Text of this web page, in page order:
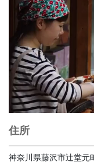
住所
神奈川県藤沢市辻堂元